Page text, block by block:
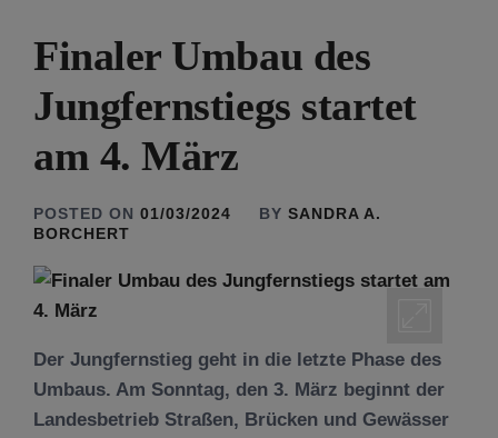
Finaler Umbau des
Jungfernstiegs startet
am 4. März
POSTED ON 01/03/2024 BY SANDRA A.
BORCHERT
Der Jungfernstieg geht in die letzte Phase des
Umbaus. Am Sonntag, den 3. März beginnt der
Landesbetrieb Straßen, Brücken und Gewässer